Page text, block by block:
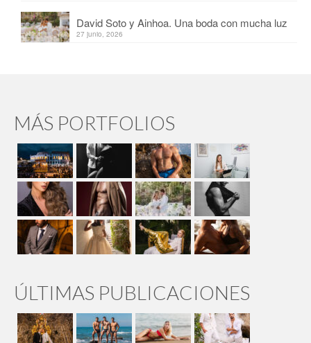
David Soto y Ainhoa. Una boda con mucha luz
27 junio, 2026
MÁS PORTFOLIOS
ÚLTIMAS PUBLICACIONES